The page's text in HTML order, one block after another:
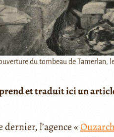
du tombeau de Tamerlan,
et traduit ici un
dernier, l’agence «